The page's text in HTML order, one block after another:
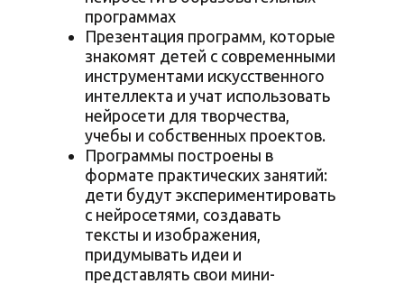
программах
Презентация программ, которые
знакомят детей с современными
инструментами искусственного
интеллекта и учат использовать
нейросети для творчества,
учебы и собственных проектов.
Программы построены в
формате практических занятий:
дети будут экспериментировать
с нейросетями, создавать
тексты и изображения,
придумывать идеи и
представлять свои мини-